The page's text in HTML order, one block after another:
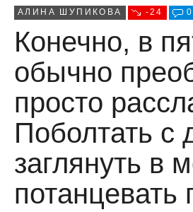
АЛИНА ШУПИКОВА -24 0
Конечно, в
обычно
просто
Поболтать с
заглянуть в
потанцевать